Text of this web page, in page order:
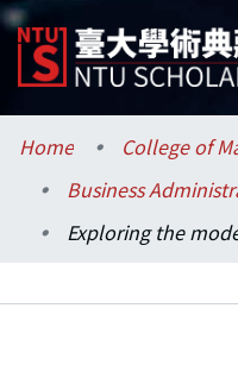
Communities &
Research Outputs
Home